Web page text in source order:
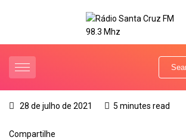
28 de julho de 2021 5 minutes read
Compartilhe